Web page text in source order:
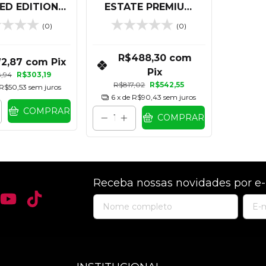
EDITION
FRANC
- KIT 03
(0)
R$303,19
com Pix
R$50,53 sem juros
COMPRAR
ESTATE PREMIUM
CABERNET FRANC
750 ML KIT COM 06
(0)
R$817,02 R$542,55
R$488,30 com
Pix
6 x de R$90,43 sem juros
COMPRAR
Receba nossas novidades por